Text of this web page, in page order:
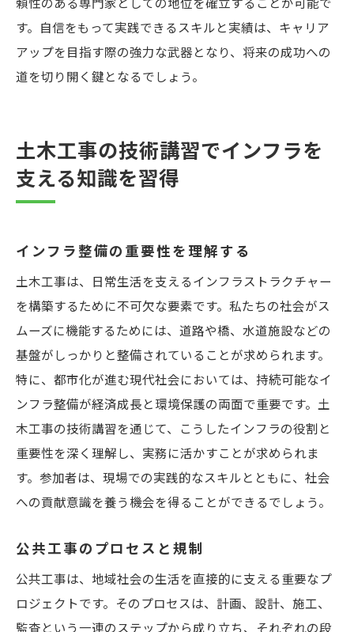
す。自信をもって実践できるスキルと実績は、キャリア
アップを目指す際の強力な武器となり、将来の成功への
道を切り開く鍵となるでしょう。
土木工事の技術講習でインフラを
支える知識を習得
インフラ整備の重要性を理解する
土木工事は、日常生活を支えるインフラストラクチャー
を構築するために不可欠な要素です。私たちの社会がス
ムーズに機能するためには、道路や橋、水道施設などの
基盤がしっかりと整備されていることが求められます。
特に、都市化が進む現代社会においては、持続可能なイ
ンフラ整備が経済成長と環境保護の両面で重要です。土
木工事の技術講習を通じて、こうしたインフラの役割と
重要性を深く理解し、実務に活かすことが求められま
す。参加者は、現場での実践的なスキルとともに、社会
への貢献意識を養う機会を得ることができるでしょう。
公共工事のプロセスと規制
公共工事は、地域社会の生活を直接的に支える重要なプ
ロジェクトです。そのプロセスは、計画、設計、施工、
監査という一連のステップから成り立ち、それぞれの段